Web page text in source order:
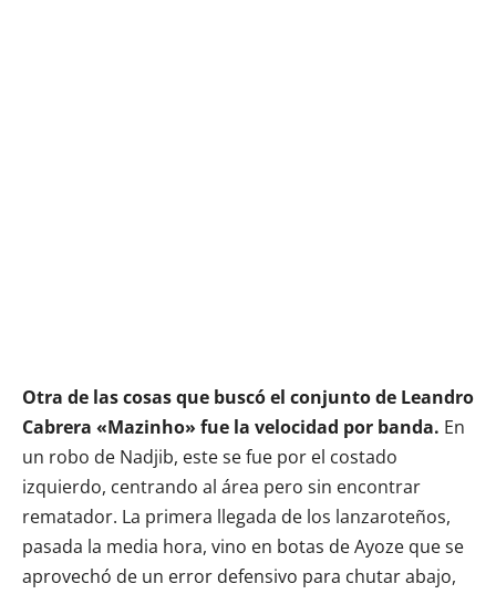
Otra de las cosas que buscó el conjunto de Leandro
Cabrera «Mazinho» fue la velocidad por banda. En
un robo de Nadjib, este se fue por el costado
izquierdo, centrando al área pero sin encontrar
rematador. La primera llegada de los lanzaroteños,
pasada la media hora, vino en botas de Ayoze que se
aprovechó de un error defensivo para chutar abajo,